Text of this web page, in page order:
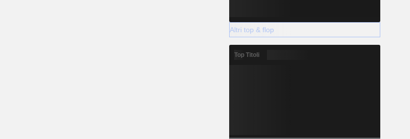
Altri top & flop
Top Titoli